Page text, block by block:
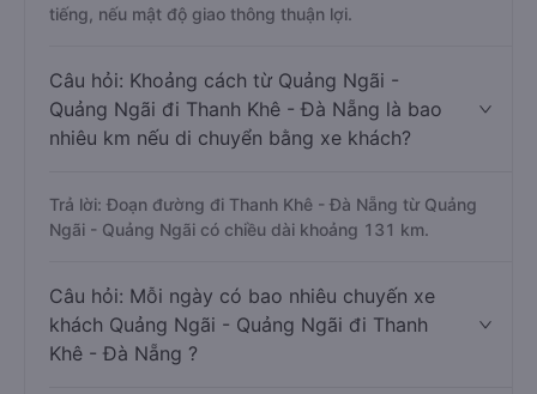
tiếng, nếu mật độ giao thông thuận lợi.
Câu hỏi: Khoảng cách từ Quảng Ngãi -
Quảng Ngãi đi Thanh Khê - Đà Nẵng là bao
nhiêu km nếu di chuyển bằng xe khách?
Trả lời: Đoạn đường đi Thanh Khê - Đà Nẵng từ Quảng
Ngãi - Quảng Ngãi có chiều dài khoảng 131 km.
Câu hỏi: Mỗi ngày có bao nhiêu chuyến xe
khách Quảng Ngãi - Quảng Ngãi đi Thanh
Khê - Đà Nẵng ?